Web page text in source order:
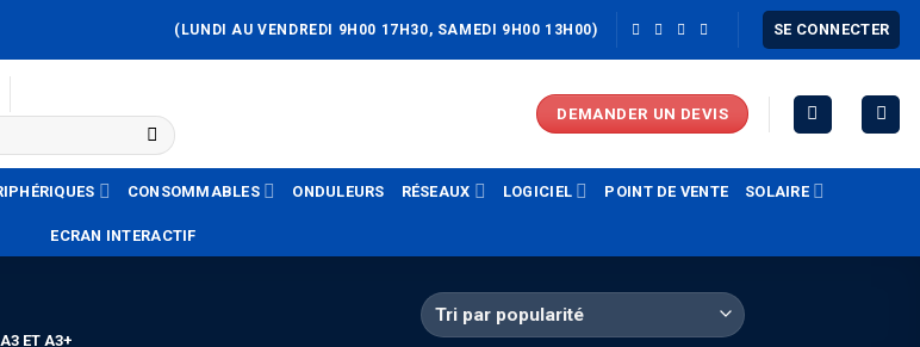
(LUNDI AU VENDREDI 9H00 17H30, SAMEDI 9H00 13H00) SE CONNECTER
DEMANDER UN DEVIS
CONSOMMABLES ONDULEURS RÉSEAUX LOGICIEL POINT DE VENTE SOLAIRE
ECRAN INTERACTIF
ET A3+